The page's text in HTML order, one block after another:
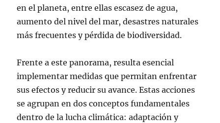
en el planeta, entre ellas escasez de agua,
aumento del nivel del mar, desastres naturales
más frecuentes y pérdida de biodiversidad.
Frente a este panorama, resulta esencial
implementar medidas que permitan enfrentar
sus efectos y reducir su avance. Estas acciones
se agrupan en dos conceptos fundamentales
dentro de la lucha climática: adaptación y